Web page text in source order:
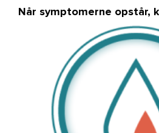
Når symptomerne opstår,